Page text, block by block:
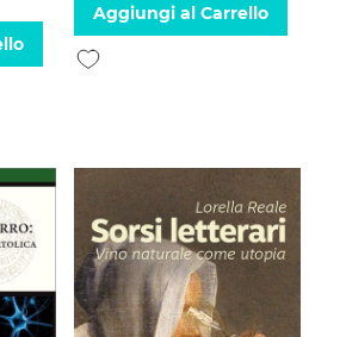
Aggiungi al Carrello
Aggiungi alla lista desideri